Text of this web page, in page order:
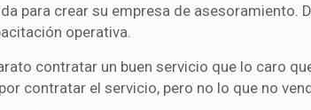
para crear su empresa de asesoramiento.
operativa.
contratar un buen servicio que lo caro
contratar el servicio, pero no lo que no